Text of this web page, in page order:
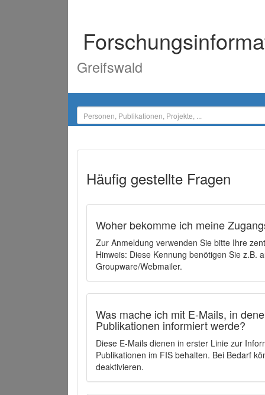
Greifswald
Häufig gestellte Fragen
Woher bekomme ich meine
Zur Anmeldung verwenden Sie bitte Ihre
Hinweis: Diese Kennung benötigen Sie z.B.
Groupware/Webmailer.
Was mache ich mit E-Mails, in
Publikationen informiert werde?
Diese E-Mails dienen in erster Linie zur
Publikationen im FIS behalten. Bei Bedarf
deaktivieren.